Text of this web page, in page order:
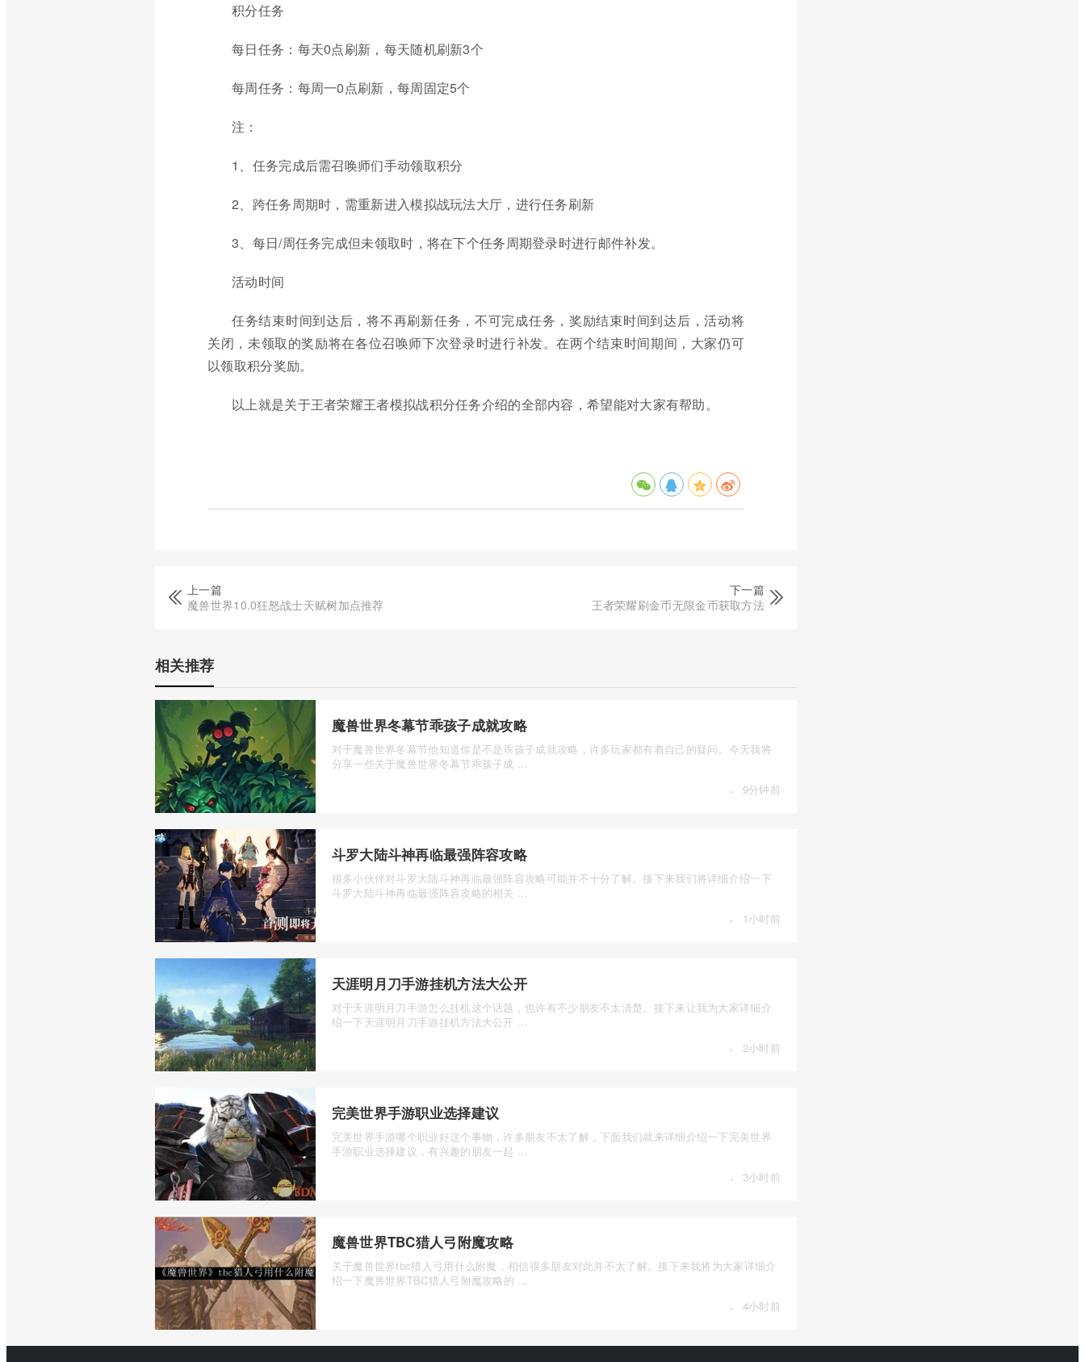
积分任务
每日任务：每天0点刷新，每天随机刷新3个
每周任务：每周一0点刷新，每周固定5个
注：
1、任务完成后需召唤师们手动领取积分
2、跨任务周期时，需重新进入模拟战玩法大厅，进行任务刷新
3、每日/周任务完成但未领取时，将在下个任务周期登录时进行邮件补发。
活动时间
任务结束时间到达后，将不再刷新任务，不可完成任务，奖励结束时间到达后，活动将
关闭，未领取的奖励将在各位召唤师下次登录时进行补发。在两个结束时间期间，大家仍可
以领取积分奖励。
以上就是关于王者荣耀王者模拟战积分任务介绍的全部内容，希望能对大家有帮助。
上一篇
魔兽世界10.0狂怒战士天赋树加点推荐
下一篇
王者荣耀刷金币无限金币获取方法
相关推荐
魔兽世界冬幕节乖孩子成就攻略
对于魔兽世界冬幕节他知道你是不是乖孩子成就攻略，许多玩家都有着自己的疑问。今天我将
分享一些关于魔兽世界冬幕节乖孩子成 ...
· 9分钟前
斗罗大陆斗神再临最强阵容攻略
很多小伙伴对斗罗大陆斗神再临最强阵容攻略可能并不十分了解。接下来我们将详细介绍一下
斗罗大陆斗神再临最强阵容攻略的相关 ...
· 1小时前
天涯明月刀手游挂机方法大公开
对于天涯明月刀手游怎么挂机这个话题，也许有不少朋友不太清楚。接下来让我为大家详细介
绍一下天涯明月刀手游挂机方法大公开 ...
· 2小时前
完美世界手游职业选择建议
完美世界手游哪个职业好这个事物，许多朋友不太了解，下面我们就来详细介绍一下完美世界
手游职业选择建议，有兴趣的朋友一起 ...
· 3小时前
魔兽世界TBC猎人弓附魔攻略
关于魔兽世界tbc猎人弓用什么附魔，相信很多朋友对此并不太了解。接下来我将为大家详细介
绍一下魔兽世界TBC猎人弓附魔攻略的 ...
· 4小时前